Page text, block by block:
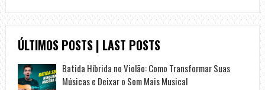
ÚLTIMOS POSTS | LAST POSTS
Batida Híbrida no Violão: Como Transformar Suas
Músicas e Deixar o Som Mais Musical